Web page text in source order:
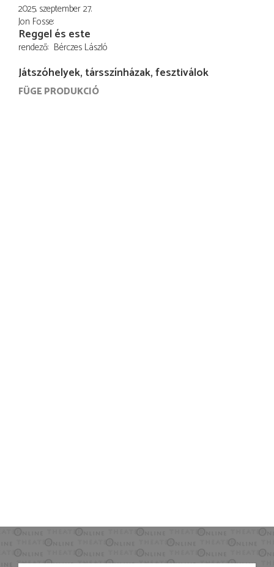
2025. szeptember 27.
Jon Fosse
Reggel és este
rendező Bérczes László
Játszóhelyek, társszínházak, fesztiválok
FÜGE PRODUKCIÓ